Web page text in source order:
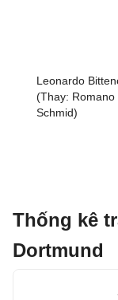
Leonardo
(Thay: Romano
Schmid)
Thống kê
Dortmund